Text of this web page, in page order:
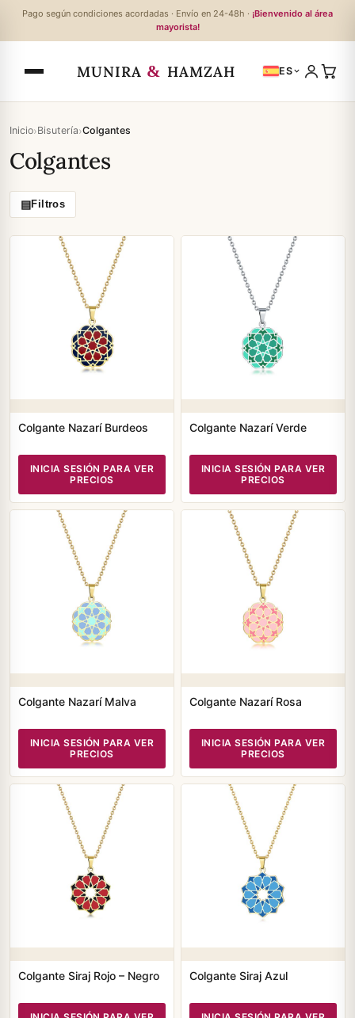
Pago según condiciones acordadas · Envío en 24-48h · ¡Bienvenido al área
mayorista!
MUNIRA & HAMZAH ES
Inicio›Bisutería›Colgantes
Colgantes
▤Filtros
Colgante Nazarí Burdeos
INICIA SESIÓN PARA VER
PRECIOS
Colgante Nazarí Verde
INICIA SESIÓN PARA VER
PRECIOS
Colgante Nazarí Malva
INICIA SESIÓN PARA VER
PRECIOS
Colgante Nazarí Rosa
INICIA SESIÓN PARA VER
PRECIOS
Colgante Siraj Rojo – Negro Colgante Siraj Azul